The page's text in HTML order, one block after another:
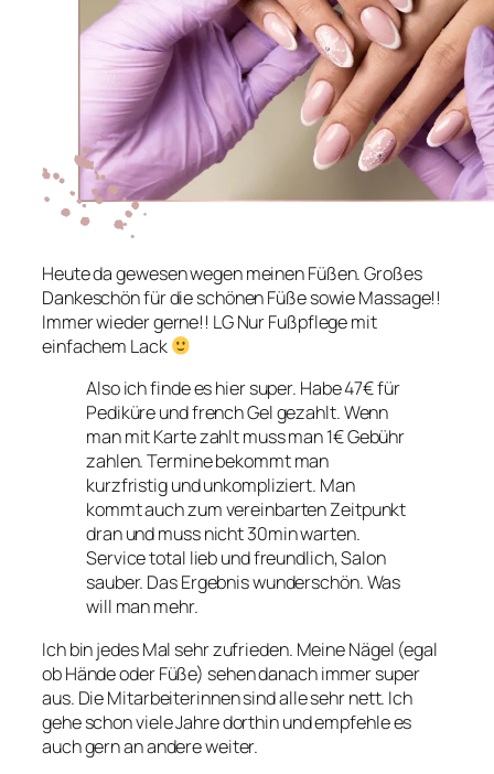
Heute da gewesen wegen meinen Füßen. Großes
Dankeschön für die schönen Füße sowie Massage!!
Immer wieder gerne!! LG Nur Fußpflege mit
einfachem Lack
Also ich finde es hier super. Habe 47€ für
Pediküre und french Gel gezahlt. Wenn
man mit Karte zahlt muss man 1€ Gebühr
zahlen. Termine bekommt man
kurzfristig und unkompliziert. Man
kommt auch zum vereinbarten Zeitpunkt
dran und muss nicht 30min warten.
Service total lieb und freundlich, Salon
sauber. Das Ergebnis wunderschön. Was
will man mehr.
Ich bin jedes Mal sehr zufrieden. Meine Nägel (egal
ob Hände oder Füße) sehen danach immer super
aus. Die Mitarbeiterinnen sind alle sehr nett. Ich
gehe schon viele Jahre dorthin und empfehle es
auch gern an andere weiter.